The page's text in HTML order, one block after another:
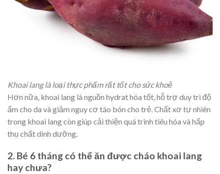
Khoai lang là loại thực phẩm rất tốt cho sức khoẻ
Hơn nữa, khoai lang là nguồn hydrat hóa tốt, hỗ trợ duy trì độ
ẩm cho da và giảm nguy cơ táo bón cho trẻ. Chất xơ tự nhiên
trong khoai lang còn giúp cải thiện quá trình tiêu hóa và hấp
thụ chất dinh dưỡng.
2. Bé 6 tháng có thể ăn được cháo khoai lang
hay chưa?